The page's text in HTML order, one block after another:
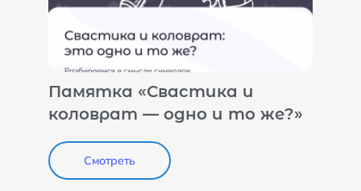
Памятка «Свастика и
коловрат — одно и то же?»
Смотреть